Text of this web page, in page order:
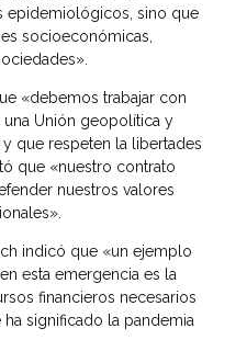
epidemiológicos, sino que
socioeconómicas,
«debemos trabajar con
una Unión geopolítica y
que respeten la libertades
que «nuestro contrato
nuestros valores
indicó que «un ejemplo
esta emergencia es la
financieros necesarios
significado la pandemia